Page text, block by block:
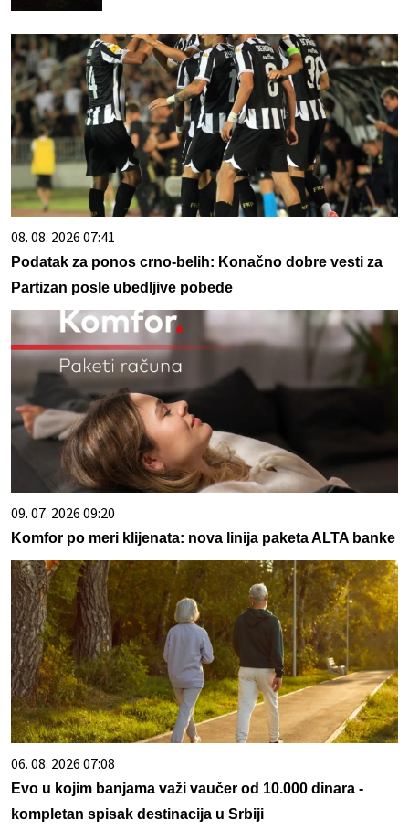
08. 08. 2026 07:41
Podatak za ponos crno-belih: Konačno dobre vesti za
Partizan posle ubedljive pobede
09. 07. 2026 09:20
Komfor po meri klijenata: nova linija paketa ALTA banke
06. 08. 2026 07:08
Evo u kojim banjama važi vaučer od 10.000 dinara -
kompletan spisak destinacija u Srbiji